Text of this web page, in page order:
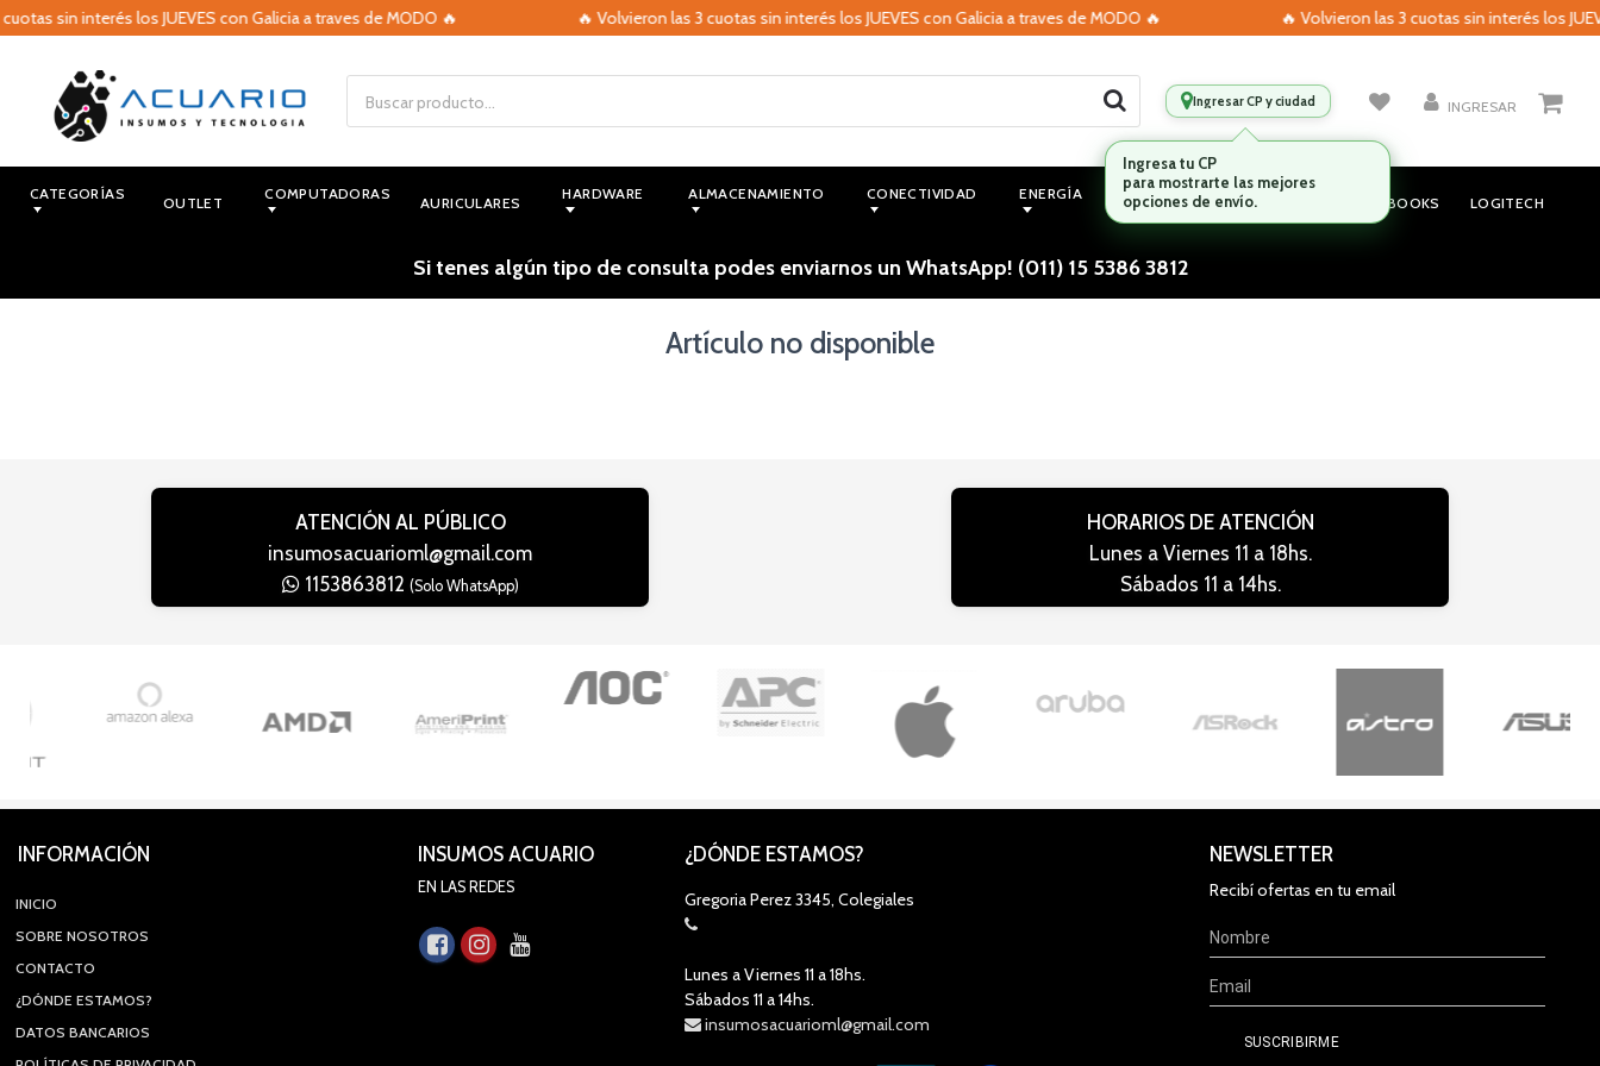
sin interés los JUEVES con Galicia a traves de MODO 🔥 🔥 Volvieron las 3 cuotas sin interés los JUEVES con Galicia a traves de MODO 🔥 🔥 Volvieron las 3 cuotas sin interés los
Ingresar CP y ciudad INGRESAR
CATEGORÍAS OUTLET COMPUTADORAS AURICULARES HARDWARE ALMACENAMIENTO CONECTIVIDAD ENERGÍA MONITORES AUDIO NOTEBOOKS LOGITECH
Si tenes algún tipo de consulta podes enviarnos un WhatsApp! (011) 15 5386 3812
Artículo no disponible
ATENCIÓN AL PÚBLICO
insumosacuarioml@gmail.com
1153863812 (Solo WhatsApp)
HORARIOS DE ATENCIÓN
Lunes a Viernes 11 a 18hs.
Sábados 11 a 14hs.
INFORMACIÓN
INICIO
SOBRE NOSOTROS
CONTACTO
¿DÓNDE ESTAMOS?
DATOS BANCARIOS
INSUMOS ACUARIO
EN LAS REDES
¿DÓNDE ESTAMOS?
Gregoria Perez 3345, Colegiales
Lunes a Viernes 11 a 18hs.
Sábados 11 a 14hs.
insumosacuarioml@gmail.com
NEWSLETTER
Recibí ofertas en tu email